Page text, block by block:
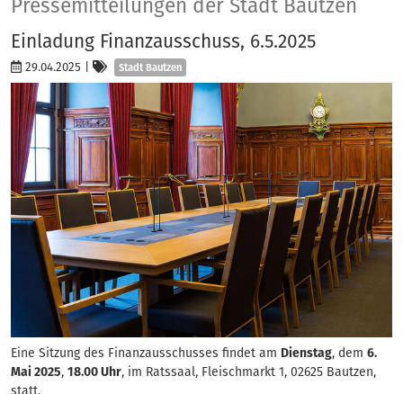
Pressemitteilungen der Stadt Bautzen
Einladung Finanzausschuss, 6.5.2025
29.04.2025 Kategorien
Stadt Bautzen
Eine Sitzung des Finanzausschusses findet am Dienstag, dem 6.
Mai 2025, 18.00 Uhr, im Ratssaal, Fleischmarkt 1, 02625 Bautzen,